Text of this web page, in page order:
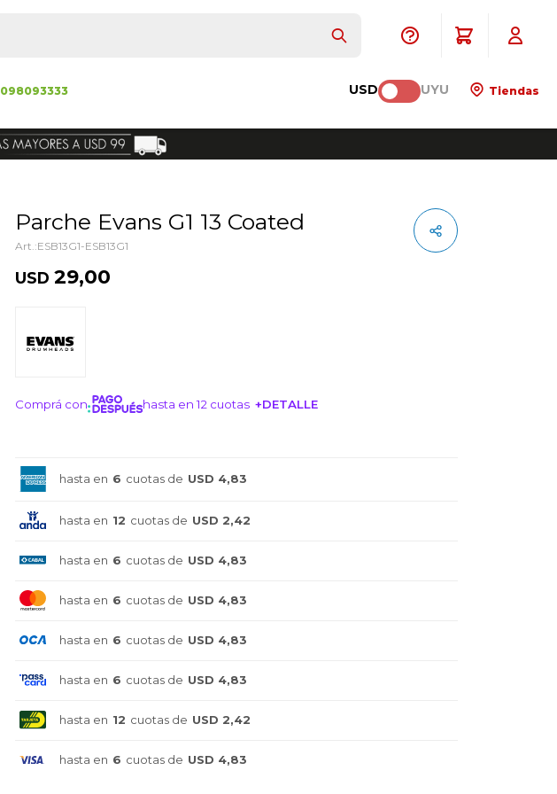
098093333 USD UYU Tiendas
Parche Evans G1 13 Coated
ESB13G1-ESB13G1
USD 29,00
Comprá con hasta en 12 cuotas +DETALLE
hasta en 6 cuotas de USD 4,83
hasta en 12 cuotas de USD 2,42
hasta en 6 cuotas de USD 4,83
hasta en 6 cuotas de USD 4,83
hasta en 6 cuotas de USD 4,83
hasta en 6 cuotas de USD 4,83
hasta en 12 cuotas de USD 2,42
hasta en 6 cuotas de USD 4,83